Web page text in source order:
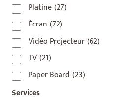
75009(5)
75010 (9)
75011 (17)
75012(8)
75013(2)
75014
Platine(27)
Écran (72)
Vidéo Projecteur(62)
TV(21)
Paper Board (23)
Services